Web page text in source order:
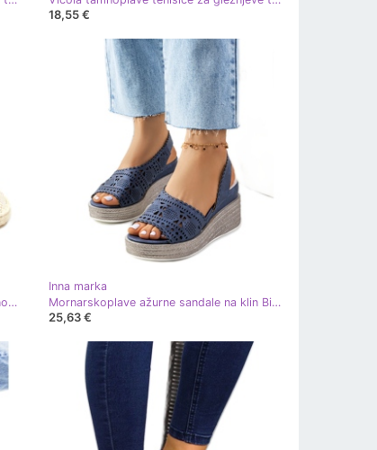
18,55 €
Irma plave prugaste espadrile bež tamnoplava
Inna marka
Mornarskoplave ažurne sandale na klin Biblija tamnoplava
25,63 €